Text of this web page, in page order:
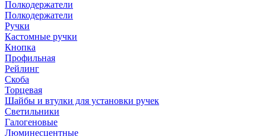
Полкодержатели
Полкодержатели
Ручки
Кастомные ручки
Кнопка
Профильная
Рейлинг
Скоба
Торцевая
Шайбы и втулки для установки ручек
Светильники
Галогеновые
Люминесцентные